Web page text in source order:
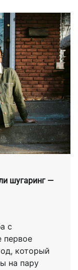
шугаринг —
с
первое
который
на пару